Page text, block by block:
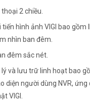
2 chiều.
tiến hình ảnh VIGI bao gồm
nhìn ban đêm.
đêm sắc nét.
lý và lưu trữ linh hoạt bao
diện người dùng NVR, ứng
VIGI.